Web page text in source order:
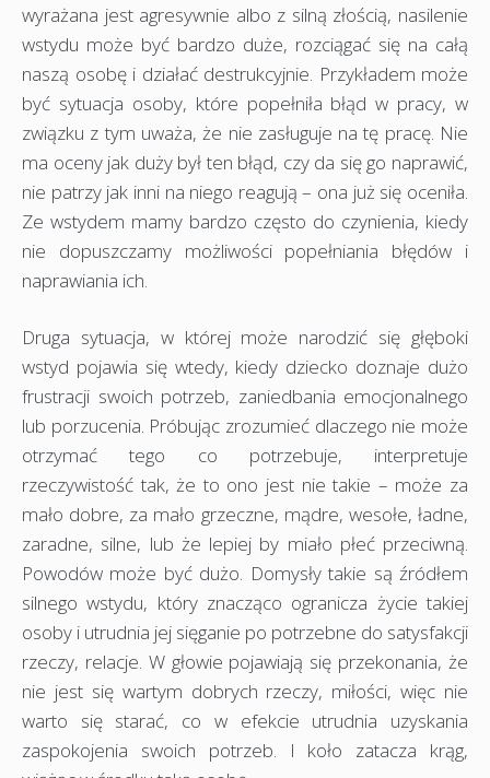
wyrażana jest agresywnie albo z silną złością, nasilenie
wstydu może być bardzo duże, rozciągać się na całą
naszą osobę i działać destrukcyjnie. Przykładem może
być sytuacja osoby, które popełniła błąd w pracy, w
związku z tym uważa, że nie zasługuje na tę pracę. Nie
ma oceny jak duży był ten błąd, czy da się go naprawić,
nie patrzy jak inni na niego reagują – ona już się oceniła.
Ze wstydem mamy bardzo często do czynienia, kiedy
nie dopuszczamy możliwości popełniania błędów i
naprawiania ich.
Druga sytuacja, w której może narodzić się głęboki
wstyd pojawia się wtedy, kiedy dziecko doznaje dużo
frustracji swoich potrzeb, zaniedbania emocjonalnego
lub porzucenia. Próbując zrozumieć dlaczego nie może
otrzymać tego co potrzebuje, interpretuje
rzeczywistość tak, że to ono jest nie takie – może za
mało dobre, za mało grzeczne, mądre, wesołe, ładne,
zaradne, silne, lub że lepiej by miało płeć przeciwną.
Powodów może być dużo. Domysły takie są źródłem
silnego wstydu, który znacząco ogranicza życie takiej
osoby i utrudnia jej sięganie po potrzebne do satysfakcji
rzeczy, relacje. W głowie pojawiają się przekonania, że
nie jest się wartym dobrych rzeczy, miłości, więc nie
warto się starać, co w efekcie utrudnia uzyskania
zaspokojenia swoich potrzeb. I koło zatacza krąg,